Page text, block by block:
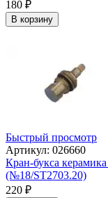
180 ₽
В корзину
Быстрый просмотр
Артикул: 026660
Кран-букса
(№18/ST2703.20)
220 ₽